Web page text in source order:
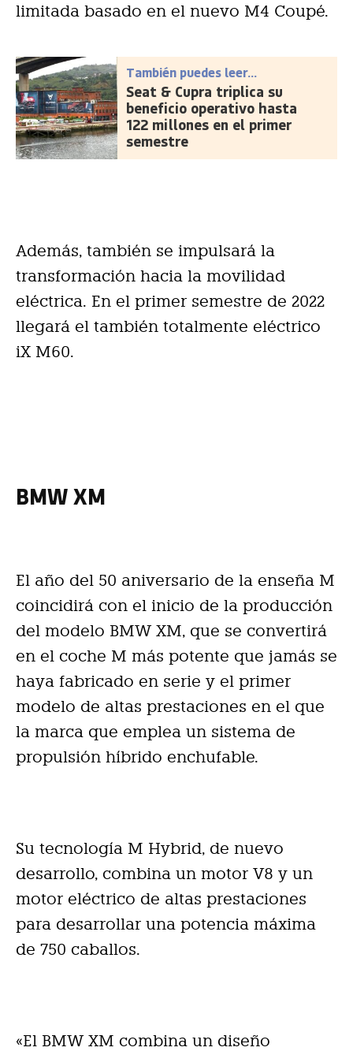
limitada basado en el nuevo M4 Coupé.
También puedes leer...
Seat & Cupra triplica su
beneficio operativo hasta
122 millones en el primer
semestre
Además, también se impulsará la
transformación hacia la movilidad
eléctrica. En el primer semestre de 2022
llegará el también totalmente eléctrico
iX M60.
BMW XM
El año del 50 aniversario de la enseña M
coincidirá con el inicio de la producción
del modelo BMW XM, que se convertirá
en el coche M más potente que jamás se
haya fabricado en serie y el primer
modelo de altas prestaciones en el que
la marca que emplea un sistema de
propulsión híbrido enchufable.
Su tecnología M Hybrid, de nuevo
desarrollo, combina un motor V8 y un
motor eléctrico de altas prestaciones
para desarrollar una potencia máxima
de 750 caballos.
«El BMW XM combina un diseño